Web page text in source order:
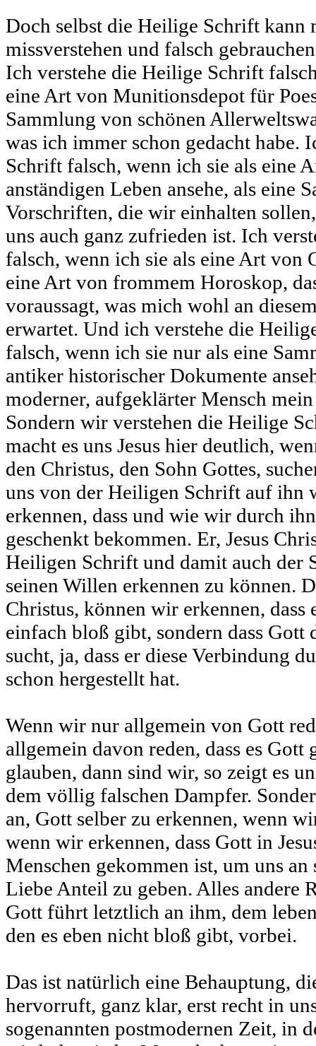
Doch selbst die Heilige Schrift kann
missverstehen und falsch
Ich verstehe die Heilige Schrift
eine Art von Munitionsdepot für
Sammlung von schönen
was ich immer schon gedacht habe.
Schrift falsch, wenn ich sie als eine
anständigen Leben ansehe, als eine
Vorschriften, die wir einhalten
uns auch ganz zufrieden ist. Ich
falsch, wenn ich sie als eine Art von
eine Art von frommem Horoskop,
voraussagt, was mich wohl an
erwartet. Und ich verstehe die
falsch, wenn ich sie nur als eine
antiker historischer Dokumente
moderner, aufgeklärter Mensch
Sondern wir verstehen die Heilige
macht es uns Jesus hier deutlich,
den Christus, den Sohn Gottes,
uns von der Heiligen Schrift auf ihn
erkennen, dass und wie wir durch
geschenkt bekommen. Er, Jesus
Heiligen Schrift und damit auch der
seinen Willen erkennen zu können.
Christus, können wir erkennen, dass
einfach bloß gibt, sondern dass Gott
sucht, ja, dass er diese Verbindung
schon hergestellt hat.
Wenn wir nur allgemein von Gott
allgemein davon reden, dass es
glauben, dann sind wir, so zeigt es
dem völlig falschen Dampfer.
an, Gott selber zu erkennen, wenn
wenn wir erkennen, dass Gott in
Menschen gekommen ist, um uns an
Liebe Anteil zu geben. Alles andere
Gott führt letztlich an ihm, dem
den es eben nicht bloß gibt, vorbei.
Das ist natürlich eine Behauptung,
hervorruft, ganz klar, erst recht in
sogenannten postmodernen Zeit, in